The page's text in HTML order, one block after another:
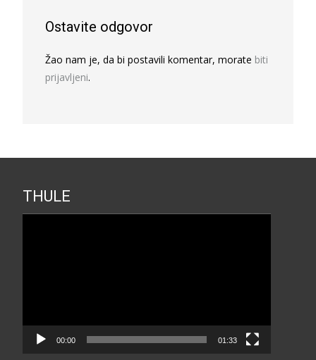
Ostavite odgovor
Žao nam je, da bi postavili komentar, morate biti
prijavljeni.
THULE
00:00 01:33